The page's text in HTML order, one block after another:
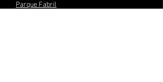
Parque Fabril​